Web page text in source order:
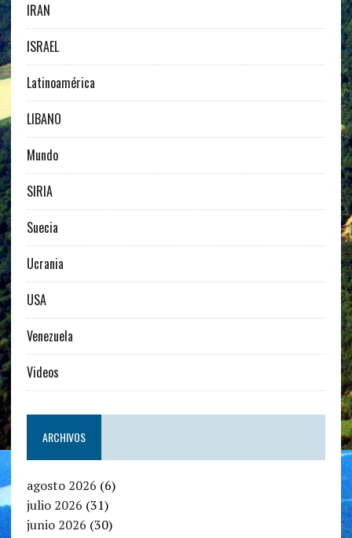
IRAN
ISRAEL
Latinoamérica
LIBANO
Mundo
SIRIA
Suecia
Ucrania
USA
Venezuela
Videos
ARCHIVOS
agosto 2026 (6)
julio 2026 (31)
junio 2026 (30)